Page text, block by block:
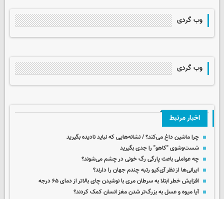
وب گردی
وب گردی
اخبار مرتبط
چرا ماشین داغ می‌کند؟ / نشانه‌هایی که نباید نادیده بگیرید
شست‌وشوی "کاهو" را جدی بگیرید
چه عواملی باعث پارگی رگ خونی در چشم می‌شوند؟
ایرانی‌ها از نظر آی‌کیو رتبه چندم جهان را دارند؟
افزایش خطر ابتلا به سرطان مری با نوشیدن چای بالاتر از دمای ۶۵ درجه
آیا میوه و عسل به بزرگ‌تر شدن مغز انسان کمک کردند؟